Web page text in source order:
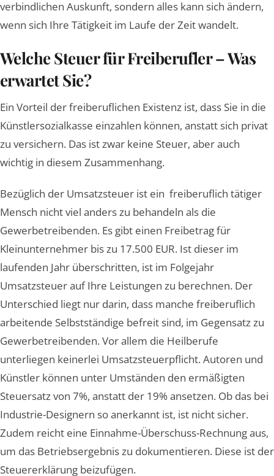
verbindlichen Auskunft, sondern alles kann sich ändern,
wenn sich Ihre Tätigkeit im Laufe der Zeit wandelt.
Welche Steuer für Freiberufler – Was
erwartet Sie?
Ein Vorteil der freiberuflichen Existenz ist, dass Sie in die
Künstlersozialkasse einzahlen können, anstatt sich privat
zu versichern. Das ist zwar keine Steuer, aber auch
wichtig in diesem Zusammenhang.
Bezüglich der Umsatzsteuer ist ein freiberuflich tätiger
Mensch nicht viel anders zu behandeln als die
Gewerbetreibenden. Es gibt einen Freibetrag für
Kleinunternehmer bis zu 17.500 EUR. Ist dieser im
laufenden Jahr überschritten, ist im Folgejahr
Umsatzsteuer auf Ihre Leistungen zu berechnen. Der
Unterschied liegt nur darin, dass manche freiberuflich
arbeitende Selbstständige befreit sind, im Gegensatz zu
Gewerbetreibenden. Vor allem die Heilberufe
unterliegen keinerlei Umsatzsteuerpflicht. Autoren und
Künstler können unter Umständen den ermäßigten
Steuersatz von 7%, anstatt der 19% ansetzen. Ob das bei
Industrie-Designern so anerkannt ist, ist nicht sicher.
Zudem reicht eine Einnahme-Überschuss-Rechnung aus,
um das Betriebsergebnis zu dokumentieren. Diese ist der
Steuererklärung beizufügen.